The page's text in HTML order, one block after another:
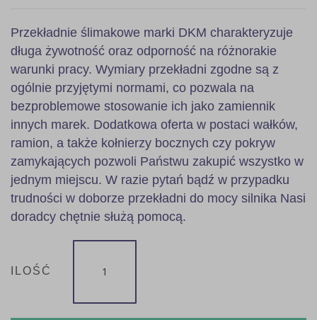
Przekładnie ślimakowe marki DKM charakteryzuje
długa żywotność oraz odporność na różnorakie
warunki pracy. Wymiary przekładni zgodne są z
ogólnie przyjętymi normami, co pozwala na
bezproblemowe stosowanie ich jako zamiennik
innych marek. Dodatkowa oferta w postaci wałków,
ramion, a także kołnierzy bocznych czy pokryw
zamykających pozwoli Państwu zakupić wszystko w
jednym miejscu. W razie pytań bądź w przypadku
trudności w doborze przekładni do mocy silnika Nasi
doradcy chętnie służą pomocą.
ILOŚĆ